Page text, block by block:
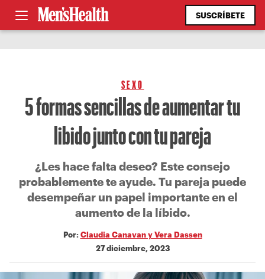
SUSCRÍBETE
SEXO
5 formas sencillas de aumentar tu
libido junto con tu pareja
¿Les hace falta deseo? Este consejo
probablemente te ayude. Tu pareja puede
desempeñar un papel importante en el
aumento de la líbido.
Por: Claudia Canavan y Vera Dassen
27 diciembre, 2023